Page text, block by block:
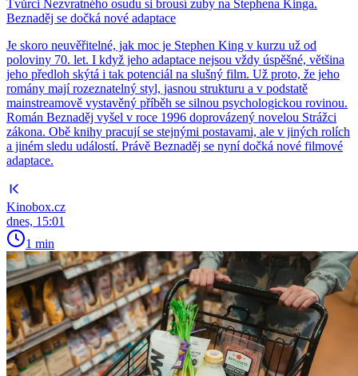
Tvůrci Nezvratného osudu si brousí zuby na Stephena Kinga.
Beznaděj se dočká nové adaptace
Je skoro neuvěřitelné, jak moc je Stephen King v kurzu už od
poloviny 70. let. I když jeho adaptace nejsou vždy úspěšné, většina
jeho předloh skýtá i tak potenciál na slušný film. Už proto, že jeho
romány mají rozeznatelný styl, jasnou strukturu a v podstatě
mainstreamově vystavěný příběh se silnou psychologickou rovinou.
Román Beznaděj vyšel v roce 1996 doprovázený novelou Strážci
zákona. Obě knihy pracují se stejnými postavami, ale v jiných rolích
a jiném sledu událostí. Právě Beznaděj se nyní dočká nové filmové
adaptace.
Kinobox.cz
dnes, 15:01
1 min